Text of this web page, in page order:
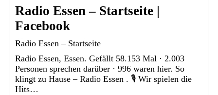
Radio Essen – Startseite |
Facebook
Radio Essen – Startseite
Radio Essen, Essen. Gefällt 58.153 Mal · 2.003
Personen sprechen darüber · 996 waren hier. So
klingt zu Hause – Radio Essen . 🎙️ Wir spielen die
Hits…